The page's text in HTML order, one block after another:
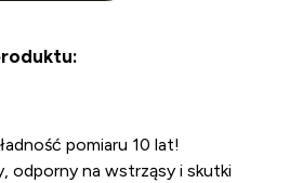
pomiaru 10 lat!
odporny na wstrząsy i skutki